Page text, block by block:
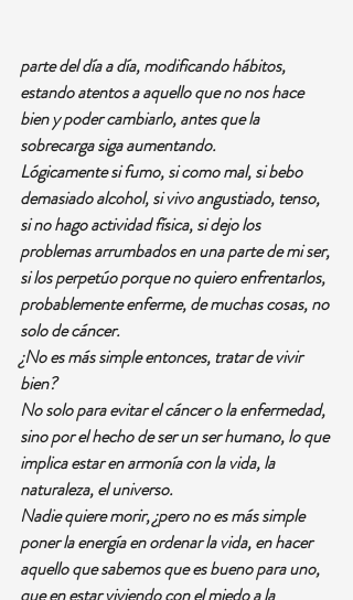
parte del día a día, modificando hábitos,
estando atentos a aquello que no nos hace
bien y poder cambiarlo, antes que la
sobrecarga siga aumentando.
Lógicamente si fumo, si como mal, si bebo
demasiado alcohol, si vivo angustiado, tenso,
si no hago actividad física, si dejo los
problemas arrumbados en una parte de mi ser,
si los perpetúo porque no quiero enfrentarlos,
probablemente enferme, de muchas cosas, no
solo de cáncer.
¿No es más simple entonces, tratar de vivir
bien?
No solo para evitar el cáncer o la enfermedad,
sino por el hecho de ser un ser humano, lo que
implica estar en armonía con la vida, la
naturaleza, el universo.
Nadie quiere morir, ¿pero no es más simple
poner la energía en ordenar la vida, en hacer
aquello que sabemos que es bueno para uno,
que en estar viviendo con el miedo a la